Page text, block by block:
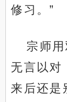
修习。”
宗师
无言以对
来后还是